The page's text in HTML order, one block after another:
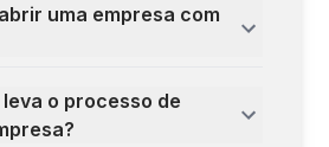
uma empresa com
o processo de